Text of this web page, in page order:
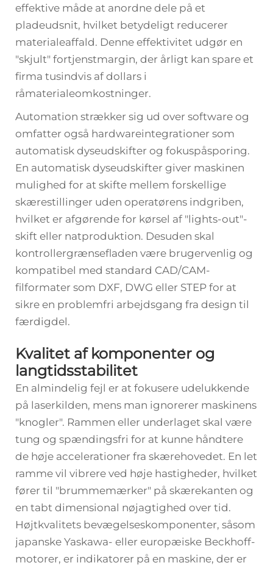
effektive måde at anordne dele på et
pladeudsnit, hvilket betydeligt reducerer
materialeaffald. Denne effektivitet udgør en
"skjult" fortjenstmargin, der årligt kan spare et
firma tusindvis af dollars i
råmaterialeomkostninger.
Automation strækker sig ud over software og
omfatter også hardwareintegrationer som
automatisk dyseudskifter og fokuspåsporing.
En automatisk dyseudskifter giver maskinen
mulighed for at skifte mellem forskellige
skærestillinger uden operatørens indgriben,
hvilket er afgørende for kørsel af "lights-out"-
skift eller natproduktion. Desuden skal
kontrollergrænsefladen være brugervenlig og
kompatibel med standard CAD/CAM-
filformater som DXF, DWG eller STEP for at
sikre en problemfri arbejdsgang fra design til
færdigdel.
Kvalitet af komponenter og
langtidsstabilitet
En almindelig fejl er at fokusere udelukkende
på laserkilden, mens man ignorerer maskinens
"knogler". Rammen eller underlaget skal være
tung og spændingsfri for at kunne håndtere
de høje accelerationer fra skærehovedet. En let
ramme vil vibrere ved høje hastigheder, hvilket
fører til "brummemærker" på skærekanten og
en tabt dimensional nøjagtighed over tid.
Højtkvalitets bevægelseskomponenter, såsom
japanske Yaskawa- eller europæiske Beckhoff-
motorer, er indikatorer på en maskine, der er